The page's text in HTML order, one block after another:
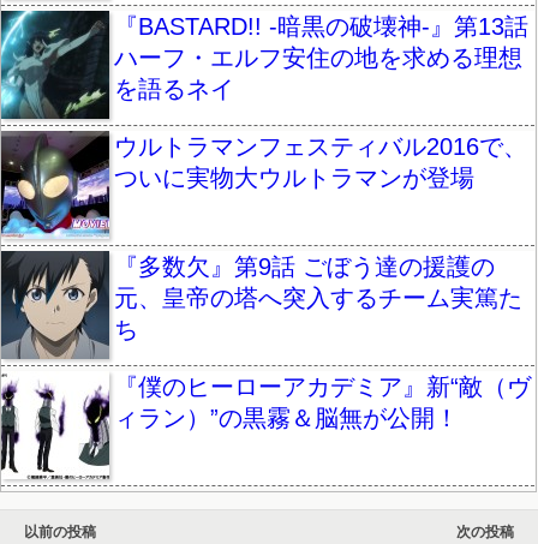
『BASTARD!! -暗黒の破壊神-』第13話
ハーフ・エルフ安住の地を求める理想
を語るネイ
ウルトラマンフェスティバル2016で、
ついに実物大ウルトラマンが登場
『多数欠』第9話 ごぼう達の援護の
元、皇帝の塔へ突入するチーム実篤た
ち
『僕のヒーローアカデミア』新“敵（ヴ
ィラン）”の黒霧＆脳無が公開！
以前の投稿
次の投稿